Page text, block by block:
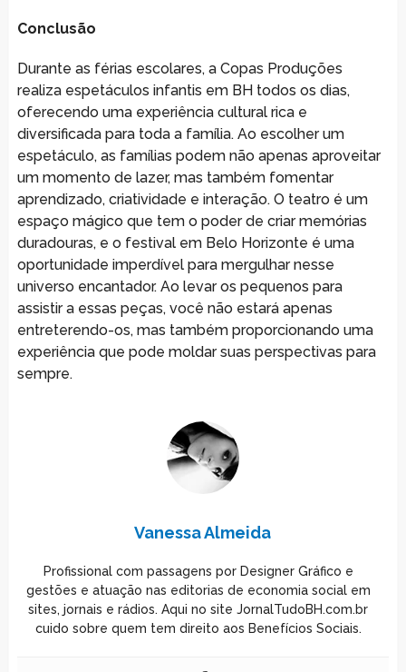
Conclusão
Durante as férias escolares, a Copas Produções
realiza espetáculos infantis em BH todos os dias,
oferecendo uma experiência cultural rica e
diversificada para toda a família. Ao escolher um
espetáculo, as famílias podem não apenas aproveitar
um momento de lazer, mas também fomentar
aprendizado, criatividade e interação. O teatro é um
espaço mágico que tem o poder de criar memórias
duradouras, e o festival em Belo Horizonte é uma
oportunidade imperdível para mergulhar nesse
universo encantador. Ao levar os pequenos para
assistir a essas peças, você não estará apenas
entreterendo-os, mas também proporcionando uma
experiência que pode moldar suas perspectivas para
sempre.
Vanessa Almeida
Profissional com passagens por Designer Gráfico e
gestões e atuação nas editorias de economia social em
sites, jornais e rádios. Aqui no site JornalTudoBH.com.br
cuido sobre quem tem direito aos Benefícios Sociais.